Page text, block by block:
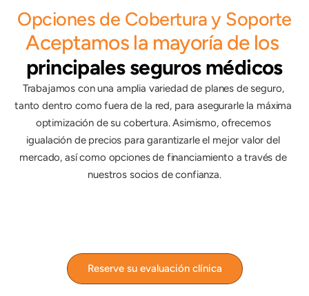
Opciones de Cobertura y Soporte
Aceptamos la mayoría de los
principales seguros médicos
Trabajamos con una amplia variedad de planes de seguro,
tanto dentro como fuera de la red, para asegurarle la máxima
optimización de su cobertura. Asimismo, ofrecemos
igualación de precios para garantizarle el mejor valor del
mercado, así como opciones de financiamiento a través de
nuestros socios de confianza.
Reserve su evaluación clínica